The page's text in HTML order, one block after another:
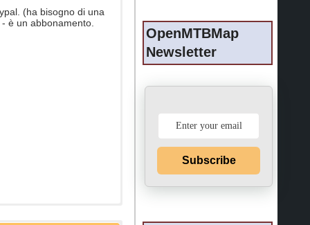
(ha bisogno di una
è un abbonamento.
OpenMTBMap
Newsletter
Subscribe